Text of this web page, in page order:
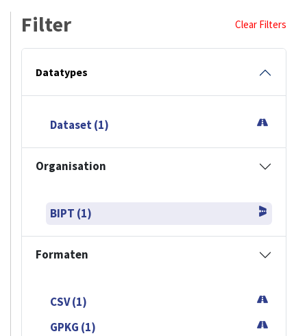
Filter Clear Filters
Datatypes
Dataset (1)
Organisation
BIPT (1)
Formaten
CSV (1)
GPKG (1)